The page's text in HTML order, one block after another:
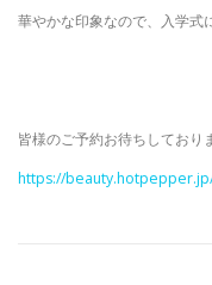
華やかな印象なので、入学式
皆様のご予約お待ちしており
https://